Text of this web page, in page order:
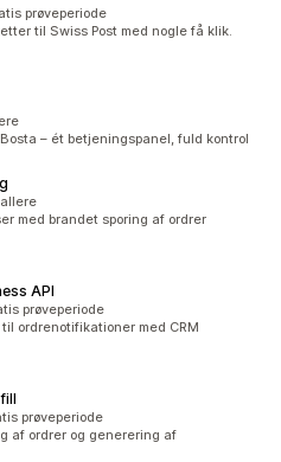
prøveperiode
til Swiss Post med nogle få klik.
– ét betjeningspanel, fuld kontrol
med brandet sporing af ordrer
API
prøveperiode
ordrenotifikationer med CRM
prøveperiode
af ordrer og generering af